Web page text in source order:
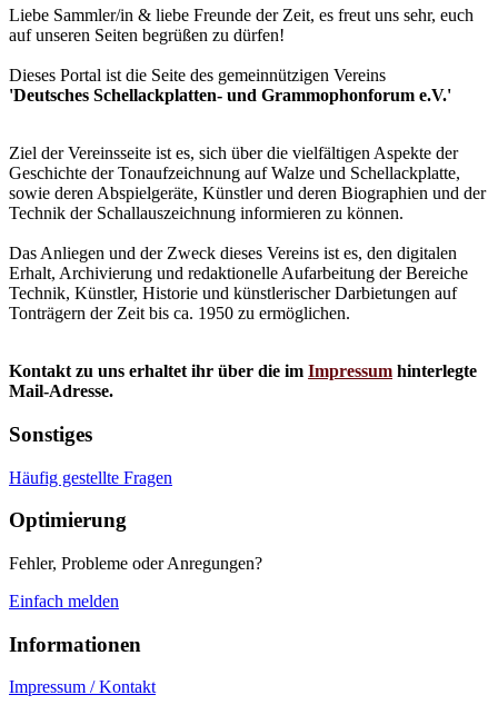
Liebe Sammler/in & liebe Freunde der Zeit, es freut uns sehr, euch
auf unseren Seiten begrüßen zu dürfen!
Dieses Portal ist die Seite des gemeinnützigen Vereins
'Deutsches Schellackplatten- und Grammophonforum e.V.'
Ziel der Vereinsseite ist es, sich über die vielfältigen Aspekte der
Geschichte der Tonaufzeichnung auf Walze und Schellackplatte,
sowie deren Abspielgeräte, Künstler und deren Biographien und der
Technik der Schallauszeichnung informieren zu können.
Das Anliegen und der Zweck dieses Vereins ist es, den digitalen
Erhalt, Archivierung und redaktionelle Aufarbeitung der Bereiche
Technik, Künstler, Historie und künstlerischer Darbietungen auf
Tonträgern der Zeit bis ca. 1950 zu ermöglichen.
Kontakt zu uns erhaltet ihr über die im Impressum hinterlegte
Mail-Adresse.
Sonstiges
Häufig gestellte Fragen
Optimierung
Fehler, Probleme oder Anregungen?
Einfach melden
Informationen
Impressum / Kontakt